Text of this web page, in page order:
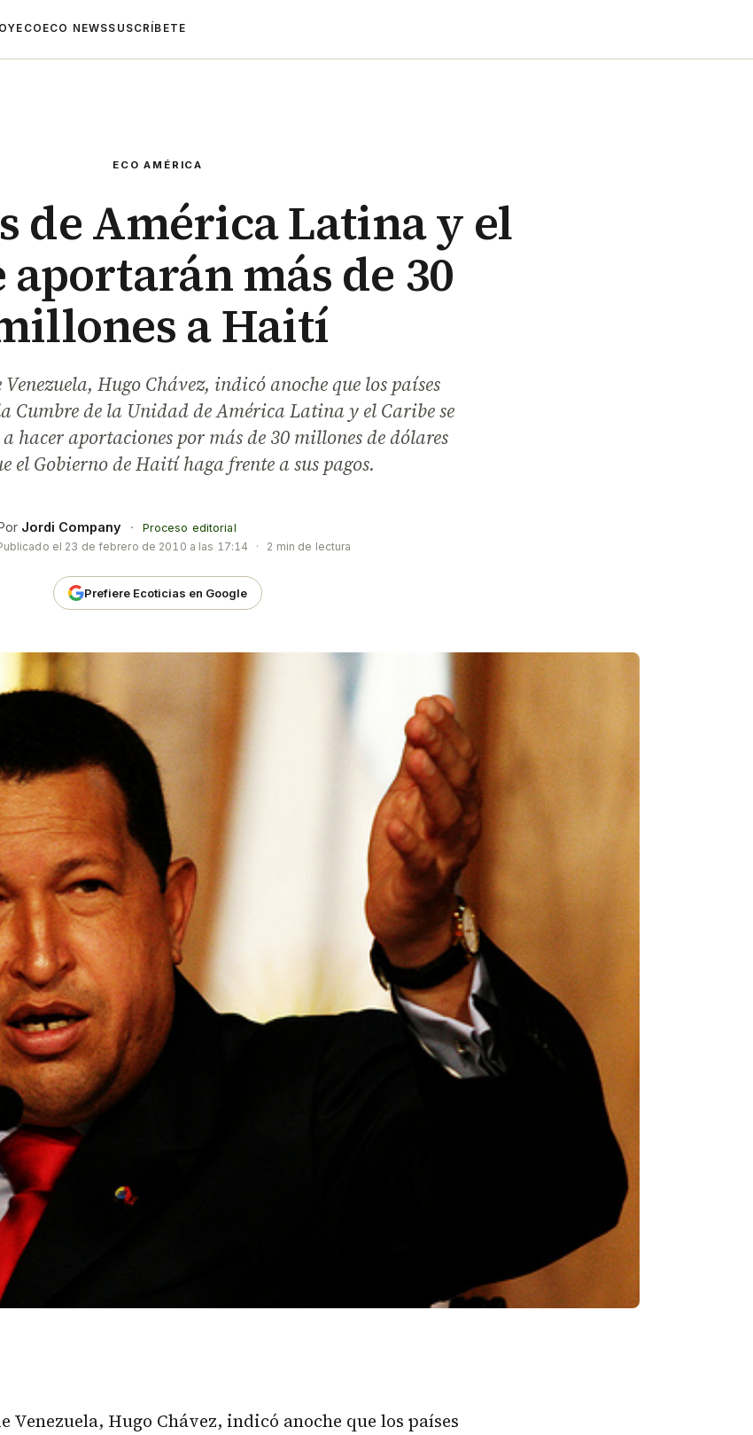
ECO NEWSSUSCRÍBETE
ECO AMÉRICA
de América Latina y el
aportarán más de 30
a Haití
Hugo Chávez, indicó anoche que los países
Cumbre de la Unidad de América Latina y el Caribe se
hacer aportaciones por más de 30 millones de dólares
el Gobierno de Haití haga frente a sus pagos.
Jordi Company ·
Proceso editorial
el 23 de febrero de 2010 a las 17:14 · 2 min de lectura
Prefiere Ecoticias en Google
Venezuela, Hugo Chávez, indicó anoche que los países